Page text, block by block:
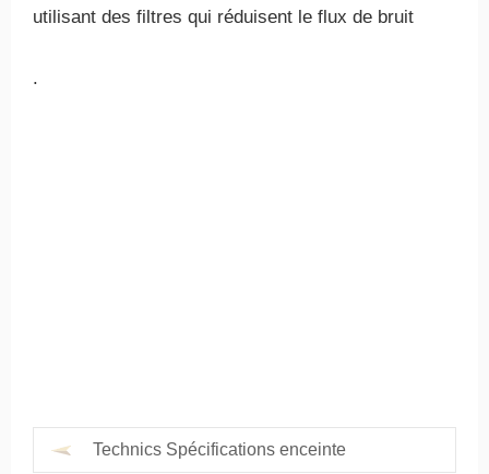
utilisant des filtres qui réduisent le flux de bruit
.
Technics Spécifications enceinte